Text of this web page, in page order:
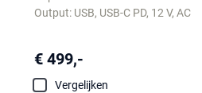
Output: USB, USB-C PD, 12 V, AC
€ 499,-
Vergelijken